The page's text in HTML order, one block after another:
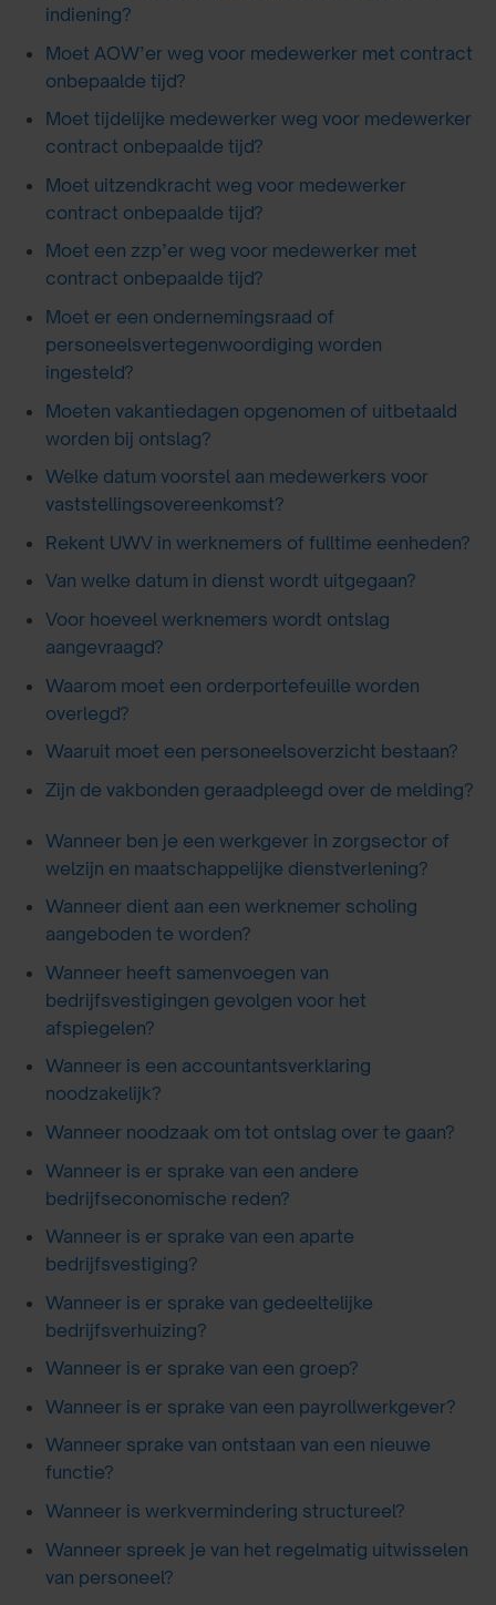
indiening?
Moet AOW’er weg voor medewerker met contract
onbepaalde tijd?
Moet tijdelijke medewerker weg voor medewerker
contract onbepaalde tijd?
Moet uitzendkracht weg voor medewerker
contract onbepaalde tijd?
Moet een zzp’er weg voor medewerker met
contract onbepaalde tijd?
Moet er een ondernemingsraad of
personeelsvertegenwoordiging worden
ingesteld?
Moeten vakantiedagen opgenomen of uitbetaald
worden bij ontslag?
Welke datum voorstel aan medewerkers voor
vaststellingsovereenkomst?
Rekent UWV in werknemers of fulltime eenheden?
Van welke datum in dienst wordt uitgegaan?
Voor hoeveel werknemers wordt ontslag
aangevraagd?
Waarom moet een orderportefeuille worden
overlegd?
Waaruit moet een personeelsoverzicht bestaan?
Zijn de vakbonden geraadpleegd over de melding?
Wanneer ben je een werkgever in zorgsector of
welzijn en maatschappelijke dienstverlening?
Wanneer dient aan een werknemer scholing
aangeboden te worden?
Wanneer heeft samenvoegen van
bedrijfsvestigingen gevolgen voor het
afspiegelen?
Wanneer is een accountantsverklaring
noodzakelijk?
Wanneer noodzaak om tot ontslag over te gaan?
Wanneer is er sprake van een andere
bedrijfseconomische reden?
Wanneer is er sprake van een aparte
bedrijfsvestiging?
Wanneer is er sprake van gedeeltelijke
bedrijfsverhuizing?
Wanneer is er sprake van een groep?
Wanneer is er sprake van een payrollwerkgever?
Wanneer sprake van ontstaan van een nieuwe
functie?
Wanneer is werkvermindering structureel?
Wanneer spreek je van het regelmatig uitwisselen
van personeel?